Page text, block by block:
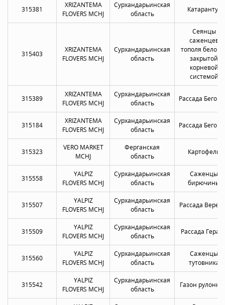
315381
XRIZANTEMA
FLOVERS MCHJ
Сурхандарьинская
область
Катарантус
315403
XRIZANTEMA
FLOVERS MCHJ
Сурхандарьинская
область
Сеянцы
саженцев
тополя белого
закрытой
корневой
системой
315389
XRIZANTEMA
FLOVERS MCHJ
Сурхандарьинская
область
Рассада
315184
XRIZANTEMA
FLOVERS MCHJ
Сурхандарьинская
область
Рассада
315323
VERO MARKET
MCHJ
Ферганская
область
Картофель
315558
YALPIZ
FLOVERS MCHJ
Сурхандарьинская
область
Саженцы
бирючины
315507
YALPIZ
FLOVERS MCHJ
Сурхандарьинская
область
Рассада
315509
YALPIZ
FLOVERS MCHJ
Сурхандарьинская
область
Рассада
315560
YALPIZ
FLOVERS MCHJ
Сурхандарьинская
область
Саженцы
тутовника
315542
YALPIZ
FLOVERS MCHJ
Сурхандарьинская
область
Газон